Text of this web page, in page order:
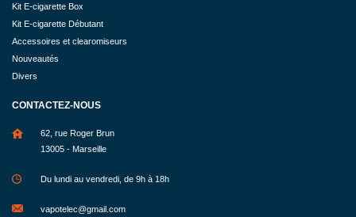
Kit E-cigarette Box
Kit E-cigarette Débutant
Accessoires et clearomiseurs
Nouveautés
Divers
CONTACTEZ-NOUS
62, rue Roger Brun
13005 - Marseille
Du lundi au vendredi, de 9h à 18h
vapotelec@gmail.com